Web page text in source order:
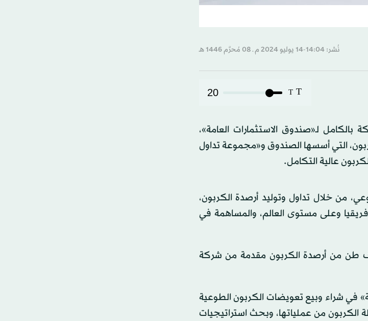
نُشر: 14:04-14 يوليو 2024 م ـ 08 مُحرَّم 1446 هـ
T
T
20
لـ«صندوق الاستثمارات العامة»،
التي أسسها الصندوق و«مجموعة تداول
عالية التكامل.
من خلال تداول وتوليد أرصدة الكربون،
وعلى مستوى العالم، والمساهمة في
التفاهم الجديدة، ستقوم «سواني» بشراء ما لا يقل عن 10 آلاف طن من أرصدة الكربون مقدمة من شركة
في شراء وبيع تعويضات الكربون الطوعية
الكربون من عملياتها، وبحث استراتيجيات